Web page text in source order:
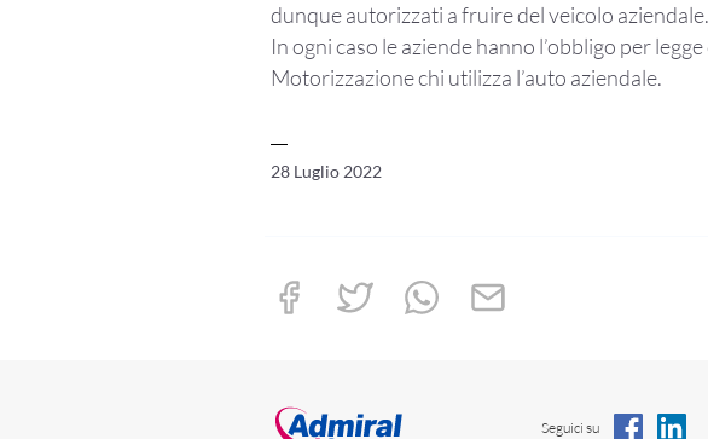
dunque autorizzati a fruire del veicolo aziendale.
In ogni caso le aziende hanno l’obbligo per
Motorizzazione chi utilizza l’auto aziendale.
28 Luglio 2022
Seguici su